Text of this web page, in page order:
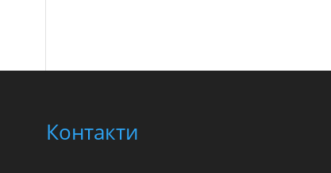
Контакти